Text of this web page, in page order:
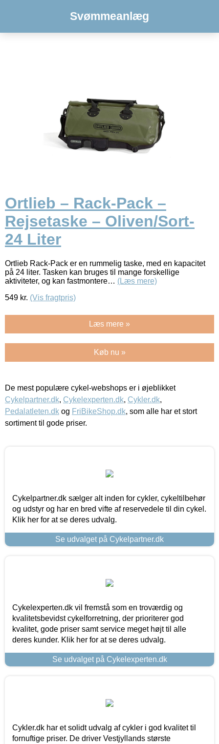
Svømmeanlæg
Ortlieb – Rack-Pack –
Rejsetaske – Oliven/Sort-
24 Liter
Ortlieb Rack-Pack er en rummelig taske, med en kapacitet
på 24 liter. Tasken kan bruges til mange forskellige
aktiviteter, og kan fastmontere… (Læs mere)
549 kr. (Vis fragtpris)
Læs mere »
Køb nu »
De mest populære cykel-webshops er i øjeblikket
Cykelpartner.dk, Cykelexperten.dk, Cykler.dk,
Pedalatleten.dk og FriBikeShop.dk, som alle har et stort
sortiment til gode priser.
Cykelpartner.dk sælger alt inden for cykler, cykeltilbehør
og udstyr og har en bred vifte af reservedele til din cykel.
Klik her for at se deres udvalg.
Se udvalget på Cykelpartner.dk
Cykelexperten.dk vil fremstå som en troværdig og
kvalitetsbevidst cykelforretning, der prioriterer god
kvalitet, gode priser samt service meget højt til alle
deres kunder. Klik her for at se deres udvalg.
Se udvalget på Cykelexperten.dk
Cykler.dk har et solidt udvalg af cykler i god kvalitet til
fornuftige priser. De driver Vestjyllands største